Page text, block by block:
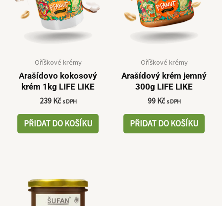
Oříškové krémy
Arašídovo kokosový
krém 1kg LIFE LIKE
239 Kč s DPH
PŘIDAT DO KOŠÍKU
Oříškové krémy
Arašídový krém jemný
300g LIFE LIKE
99 Kč s DPH
PŘIDAT DO KOŠÍKU